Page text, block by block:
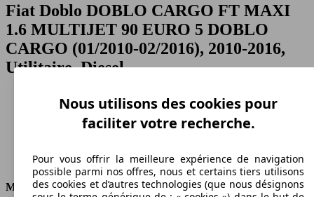
Fiat Doblo DOBLO CARGO FT MAXI
1.6 MULTIJET 90 EURO 5 DOBLO
CARGO (01/2010-02/2016), 2010-2016,
Utilitaire, Diesel
Carburant
Moteur et Puissance
Nous utilisons des cookies pour
faciliter votre recherche.
Pour vous offrir la meilleure expérience de navigation
possible parmi nos offres, nous et certains tiers utilisons
des cookies et d’autres technologies (que nous désignons